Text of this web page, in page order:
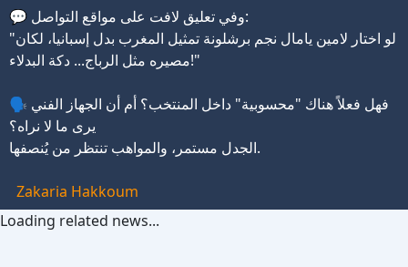
💬 وفي تعليق لافت على مواقع التواصل:
"لو اختار لامين يامال نجم برشلونة تمثيل المغرب بدل إسبانيا، لكان
مصيره مثل الرباج... دكة البدلاء!"
🗣️ فهل فعلاً هناك "محسوبية" داخل المنتخب؟ أم أن الجهاز الفني
يرى ما لا نراه؟
الجدل مستمر، والمواهب تنتظر من يُنصفها.
Zakaria Hakkoum
Loading related news...